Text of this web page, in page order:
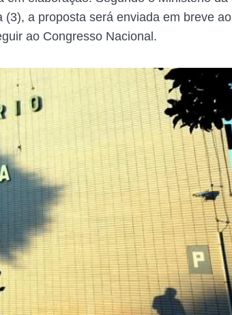
a proposta será enviada em breve ao
ao Congresso Nacional.